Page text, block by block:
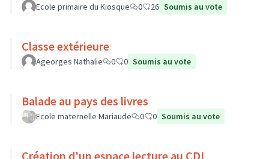
Ecole primaire du Kiosque 0 26 Soumis au vote
Classe extérieure
Ageorges Nathalie 0 0 Soumis au vote
Balade au pays des livres
Ecole maternelle Mariaude 0 0 Soumis au vote
Création d'un espace lecture au CDI